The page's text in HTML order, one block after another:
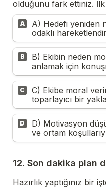
olduğunu fark ettiniz. İlk
A
A) Hedefi yeniden
odaklı
B
B) Ekibin neden
anlamak için
C
C) Ekibe moral
toparlayıcı bir
D
D) Motivasyon
ve ortam
12. Son dakika plan
Hazırlık yaptığınız bir